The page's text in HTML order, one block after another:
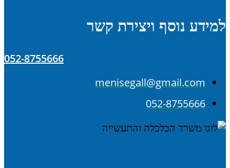
למידע נוסף ויצירת קשר
052-8755666
menisegall@gmail.com
052-8755666